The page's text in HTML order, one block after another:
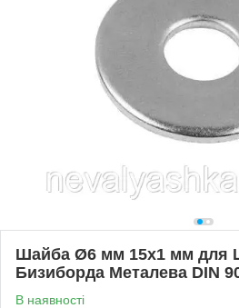
Шайба Ø6 мм 15х1 мм для
Бизиборда Металева DIN
В наявності